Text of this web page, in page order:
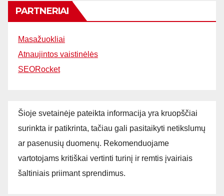
PARTNERIAI
Masažuokliai
Atnaujintos vaistinėlės
SEORocket
Šioje svetainėje pateikta informacija yra kruopščiai
surinkta ir patikrinta, tačiau gali pasitaikyti netikslumų
ar pasenusių duomenų. Rekomenduojame
vartotojams kritiškai vertinti turinį ir remtis įvairiais
šaltiniais priimant sprendimus.